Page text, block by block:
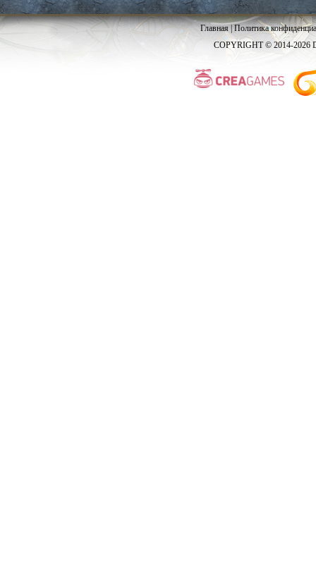
Главная|Политика
COPYRIGHT © 2014-2026